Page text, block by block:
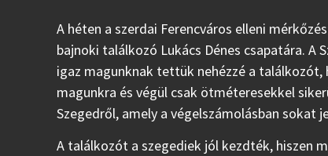
A héten a szerdai Ferencváros elleni
bajnoki találkozó Lukács Dénes csapatára.
igaz magunknak tettük nehézzé a
magunkra és végül csak ötméteresekkel
Szegedről, amely a végelszámolásban sokat
A találkozót a szegediek jól kezdték, hiszen